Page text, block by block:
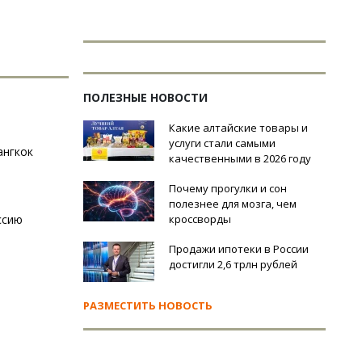
ПОЛЕЗНЫЕ НОВОСТИ
Какие алтайские товары и
услуги стали самыми
качественными в 2026 году
Почему прогулки и сон
полезнее для мозга, чем
кроссворды
Продажи ипотеки в России
достигли 2,6 трлн рублей
РАЗМЕСТИТЬ НОВОСТЬ